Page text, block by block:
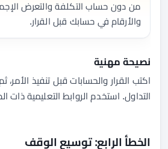
من دون حساب التكلفة والتعرض
والأرقام في حسابك قبل القرار.
نصيحة مهنية
اكتب القرار والحسابات قبل تنفيذ
التداول. استخدم الروابط التعليمية ذات
الخطأ الرابع: توسيع الوقف